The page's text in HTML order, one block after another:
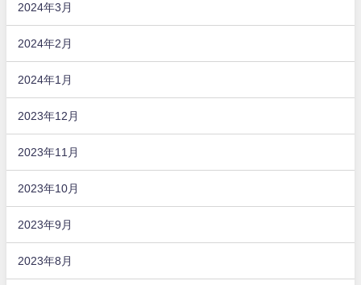
2024年3月
2024年2月
2024年1月
2023年12月
2023年11月
2023年10月
2023年9月
2023年8月